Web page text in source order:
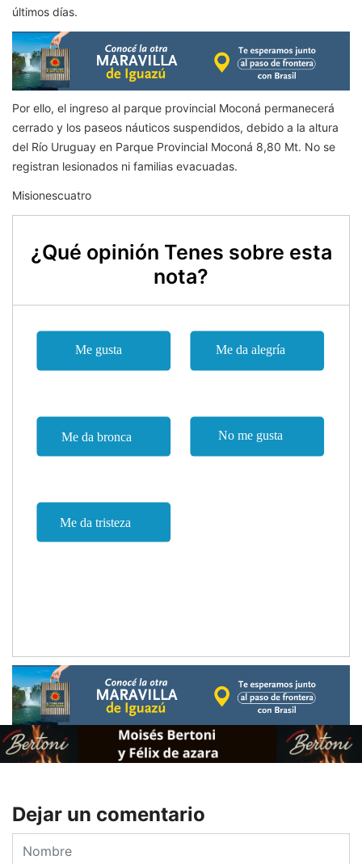
últimos días.
Por ello, el ingreso al parque provincial Moconá permanecerá
cerrado y los paseos náuticos suspendidos, debido a la altura
del Río Uruguay en Parque Provincial Moconá 8,80 Mt. No se
registran lesionados ni familias evacuadas.
Misionescuatro
¿Qué opinión Tenes sobre esta
nota?
Dejar un comentario